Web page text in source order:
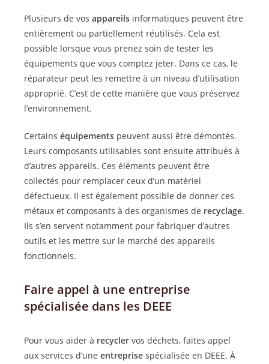
Plusieurs de vos appareils informatiques peuvent être
entièrement ou partiellement réutilisés. Cela est
possible lorsque vous prenez soin de tester les
équipements que vous comptez jeter. Dans ce cas, le
réparateur peut les remettre à un niveau d’utilisation
approprié. C’est de cette manière que vous préservez
l’environnement.
Certains équipements peuvent aussi être démontés.
Leurs composants utilisables sont ensuite attribués à
d’autres appareils. Ces éléments peuvent être
collectés pour remplacer ceux d’un matériel
défectueux. Il est également possible de donner ces
métaux et composants à des organismes de recyclage.
Ils s’en servent notamment pour fabriquer d’autres
outils et les mettre sur le marché des appareils
fonctionnels.
Faire appel à une entreprise
spécialisée dans les DEEE
Pour vous aider à recycler vos déchets, faites appel
aux services d’une entreprise spécialisée en DEEE. À